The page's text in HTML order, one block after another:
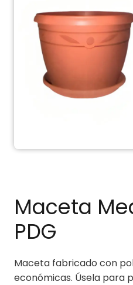
Maceta
PDG
Maceta fabricado con
económicas. Úsela para